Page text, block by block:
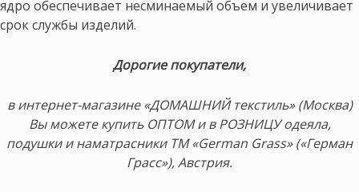
ядро обеспечивает несминаемый объем и увеличивает
срок службы изделий.
Дорогие покупатели,
в интернет-магазине «ДОМАШНИЙ текстиль» (Москва)
Вы можете купить ОПТОМ и в РОЗНИЦУ одеяла,
подушки и наматрасники ТМ «German Grass» («Герман
Грасс»), Австрия.